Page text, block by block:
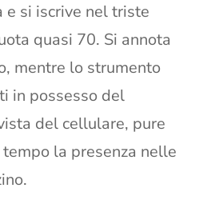
e si iscrive nel triste
quasi 70. Si annota
mentre lo strumento
in possesso del
del cellulare, pure
la presenza nelle